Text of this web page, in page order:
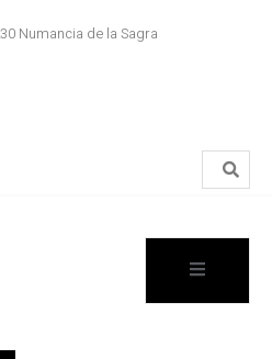
Numancia de la Sagra